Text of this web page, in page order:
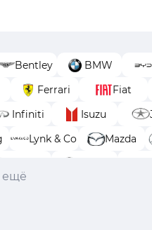
Bentley BMW
Ferrari Fiat
Infiniti Isuzu
Lynk & Co Mazda
ещё